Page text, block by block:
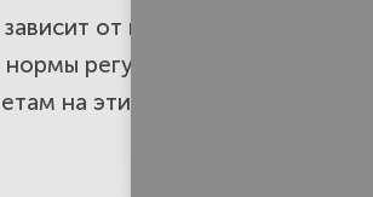
от вас. Не спрашивайте,
нормы регулируют данный вопрос
на эти вопросы вы поймете,